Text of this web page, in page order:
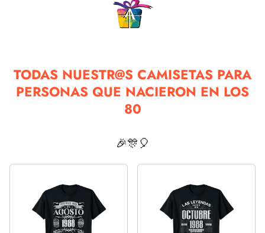
TODAS NUESTR@S CAMISETAS PARA
PERSONAS QUE NACIERON EN LOS
80
🎉🎊🎈